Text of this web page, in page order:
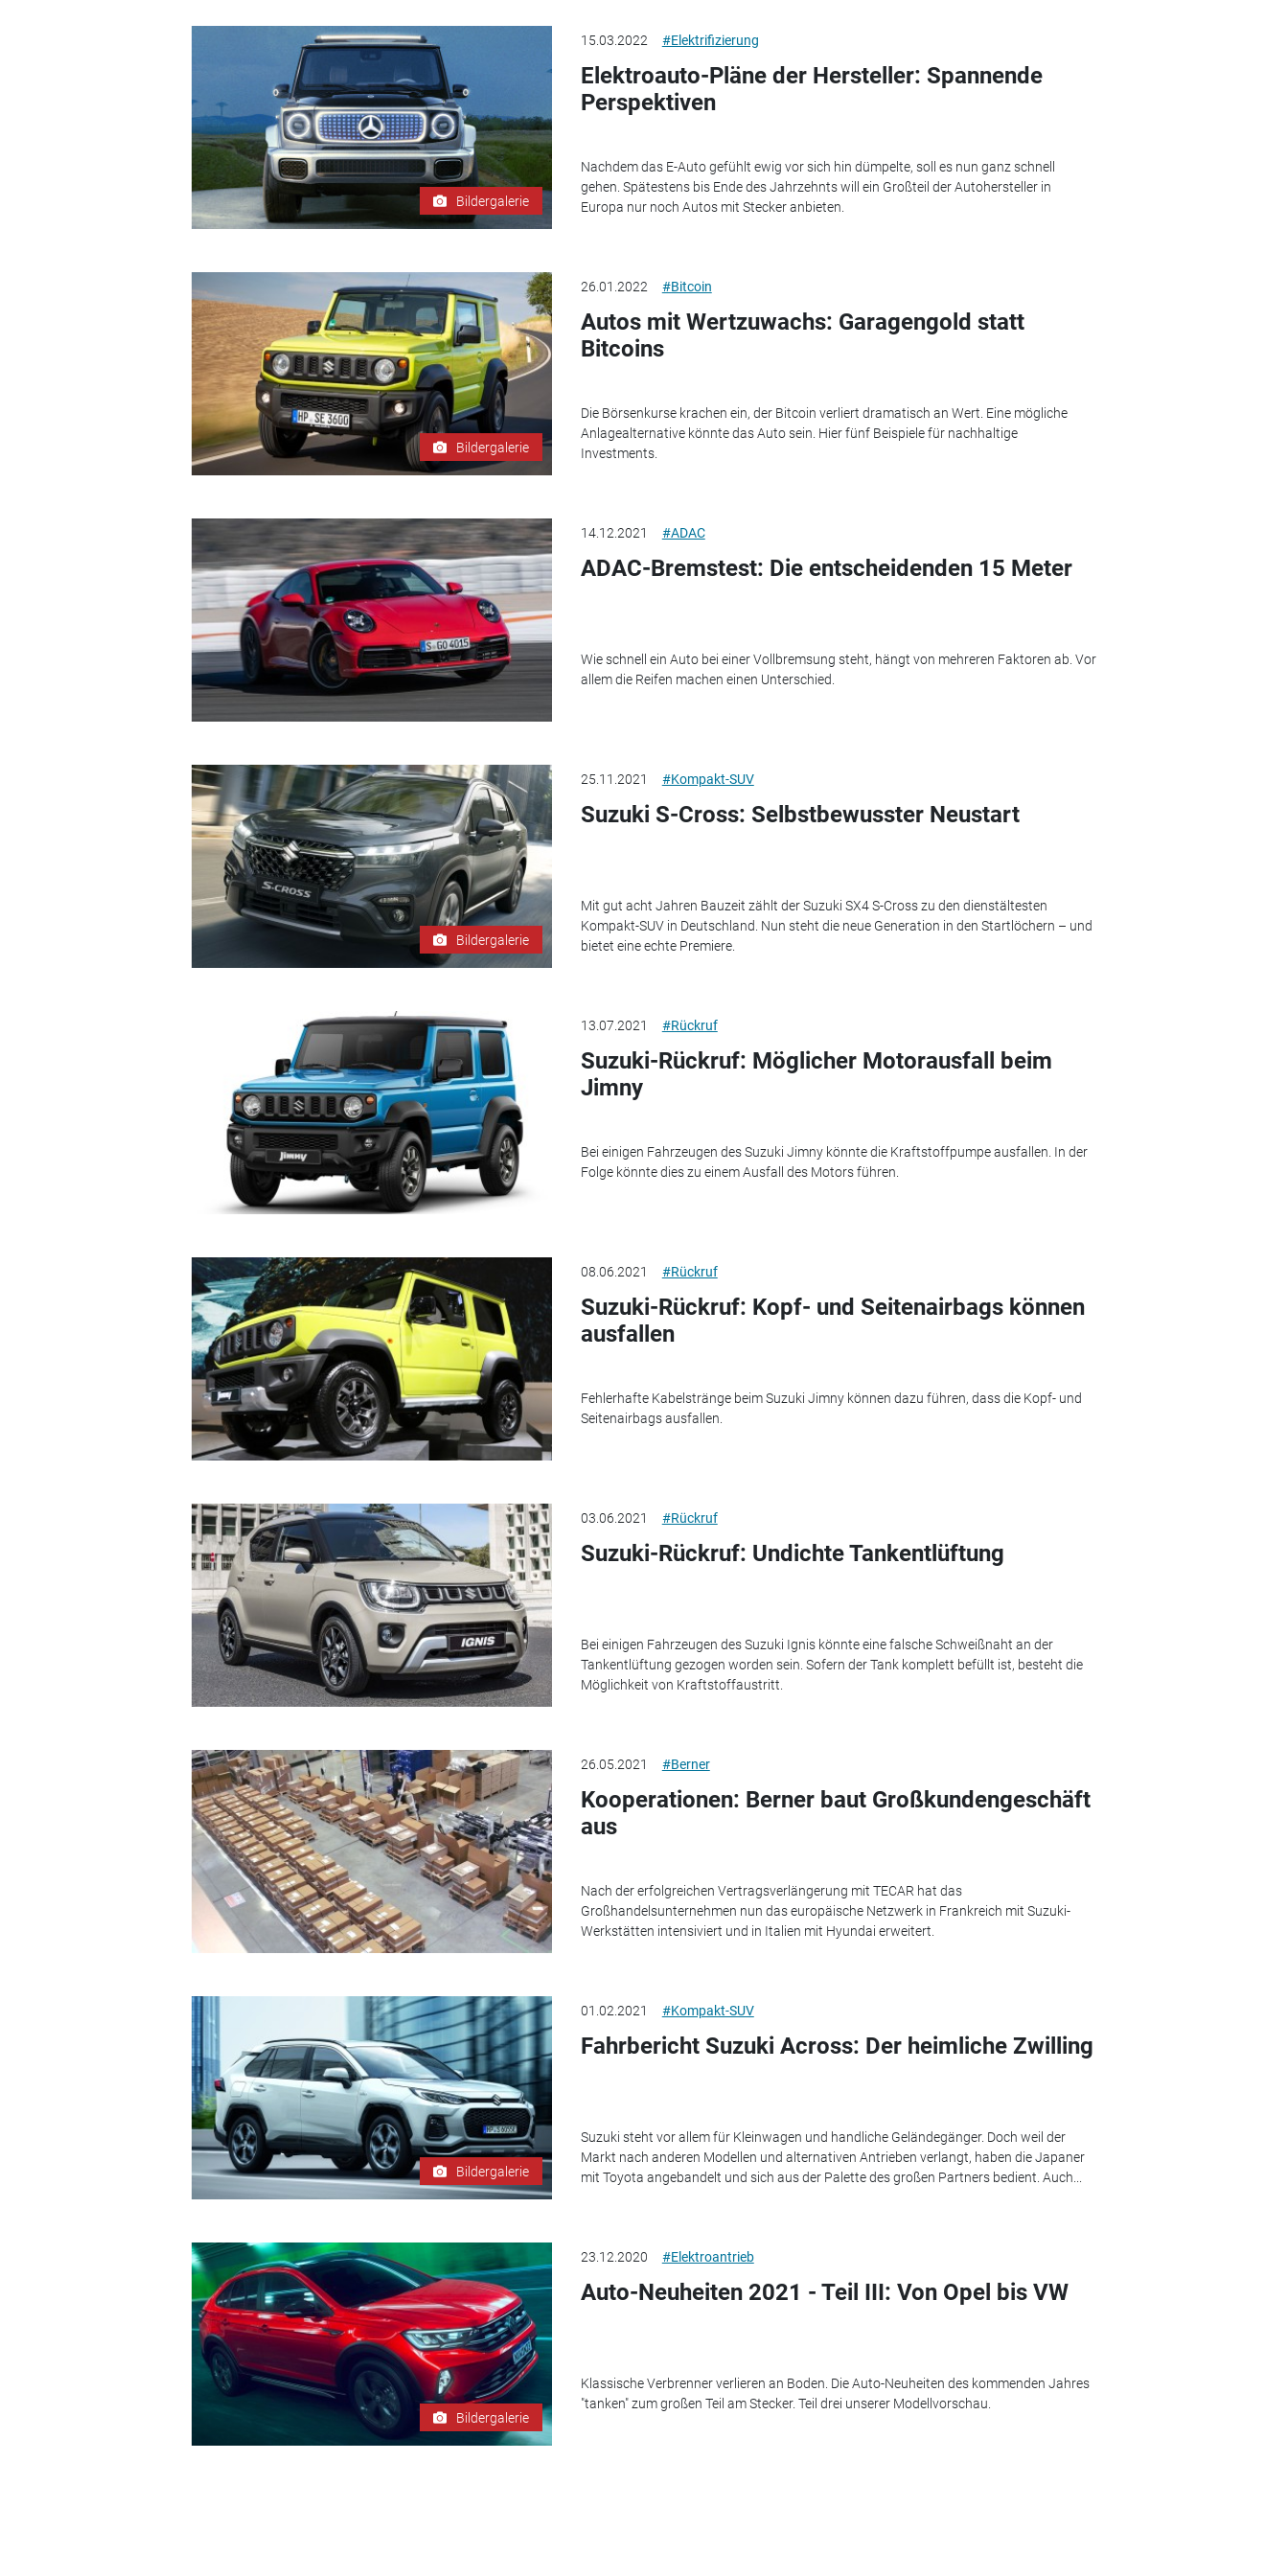
Bildergalerie
15.03.2022 #Elektrifizierung
Elektroauto-Pläne der Hersteller: Spannende
Perspektiven
Nachdem das E-Auto gefühlt ewig vor sich hin dümpelte, soll es nun ganz schnell
gehen. Spätestens bis Ende des Jahrzehnts will ein Großteil der Autohersteller in
Europa nur noch Autos mit Stecker anbieten.
Bildergalerie
26.01.2022 #Bitcoin
Autos mit Wertzuwachs: Garagengold statt
Bitcoins
Die Börsenkurse krachen ein, der Bitcoin verliert dramatisch an Wert. Eine mögliche
Anlagealternative könnte das Auto sein. Hier fünf Beispiele für nachhaltige
Investments.
14.12.2021 #ADAC
ADAC-Bremstest: Die entscheidenden 15 Meter
Wie schnell ein Auto bei einer Vollbremsung steht, hängt von mehreren Faktoren ab. Vor
allem die Reifen machen einen Unterschied.
Bildergalerie
25.11.2021 #Kompakt-SUV
Suzuki S-Cross: Selbstbewusster Neustart
Mit gut acht Jahren Bauzeit zählt der Suzuki SX4 S-Cross zu den dienstältesten
Kompakt-SUV in Deutschland. Nun steht die neue Generation in den Startlöchern – und
bietet eine echte Premiere.
13.07.2021 #Rückruf
Suzuki-Rückruf: Möglicher Motorausfall beim
Jimny
Bei einigen Fahrzeugen des Suzuki Jimny könnte die Kraftstoffpumpe ausfallen. In der
Folge könnte dies zu einem Ausfall des Motors führen.
08.06.2021 #Rückruf
Suzuki-Rückruf: Kopf- und Seitenairbags können
ausfallen
Fehlerhafte Kabelstränge beim Suzuki Jimny können dazu führen, dass die Kopf- und
Seitenairbags ausfallen.
03.06.2021 #Rückruf
Suzuki-Rückruf: Undichte Tankentlüftung
Bei einigen Fahrzeugen des Suzuki Ignis könnte eine falsche Schweißnaht an der
Tankentlüftung gezogen worden sein. Sofern der Tank komplett befüllt ist, besteht die
Möglichkeit von Kraftstoffaustritt.
26.05.2021 #Berner
Kooperationen: Berner baut Großkundengeschäft
aus
Nach der erfolgreichen Vertragsverlängerung mit TECAR hat das
Großhandelsunternehmen nun das europäische Netzwerk in Frankreich mit Suzuki-
Werkstätten intensiviert und in Italien mit Hyundai erweitert.
Bildergalerie
01.02.2021 #Kompakt-SUV
Fahrbericht Suzuki Across: Der heimliche Zwilling
Suzuki steht vor allem für Kleinwagen und handliche Geländegänger. Doch weil der
Markt nach anderen Modellen und alternativen Antrieben verlangt, haben die Japaner
mit Toyota angebandelt und sich aus der Palette des großen Partners bedient. Auch...
Bildergalerie
23.12.2020 #Elektroantrieb
Auto-Neuheiten 2021 - Teil III: Von Opel bis VW
Klassische Verbrenner verlieren an Boden. Die Auto-Neuheiten des kommenden Jahres
"tanken" zum großen Teil am Stecker. Teil drei unserer Modellvorschau.